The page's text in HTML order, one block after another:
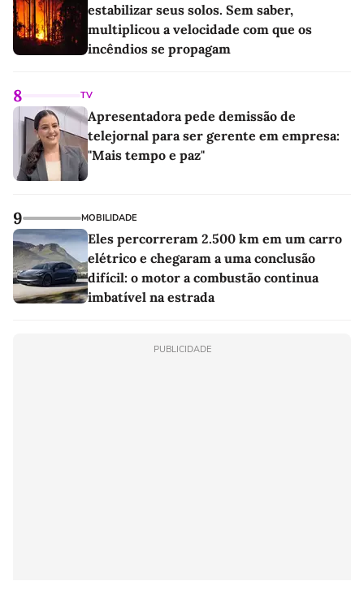
estabilizar seus solos. Sem saber,
multiplicou a velocidade com que os
incêndios se propagam
8 TV
Apresentadora pede demissão de
telejornal para ser gerente em empresa:
"Mais tempo e paz"
9 MOBILIDADE
Eles percorreram 2.500 km em um carro
elétrico e chegaram a uma conclusão
difícil: o motor a combustão continua
imbatível na estrada
PUBLICIDADE